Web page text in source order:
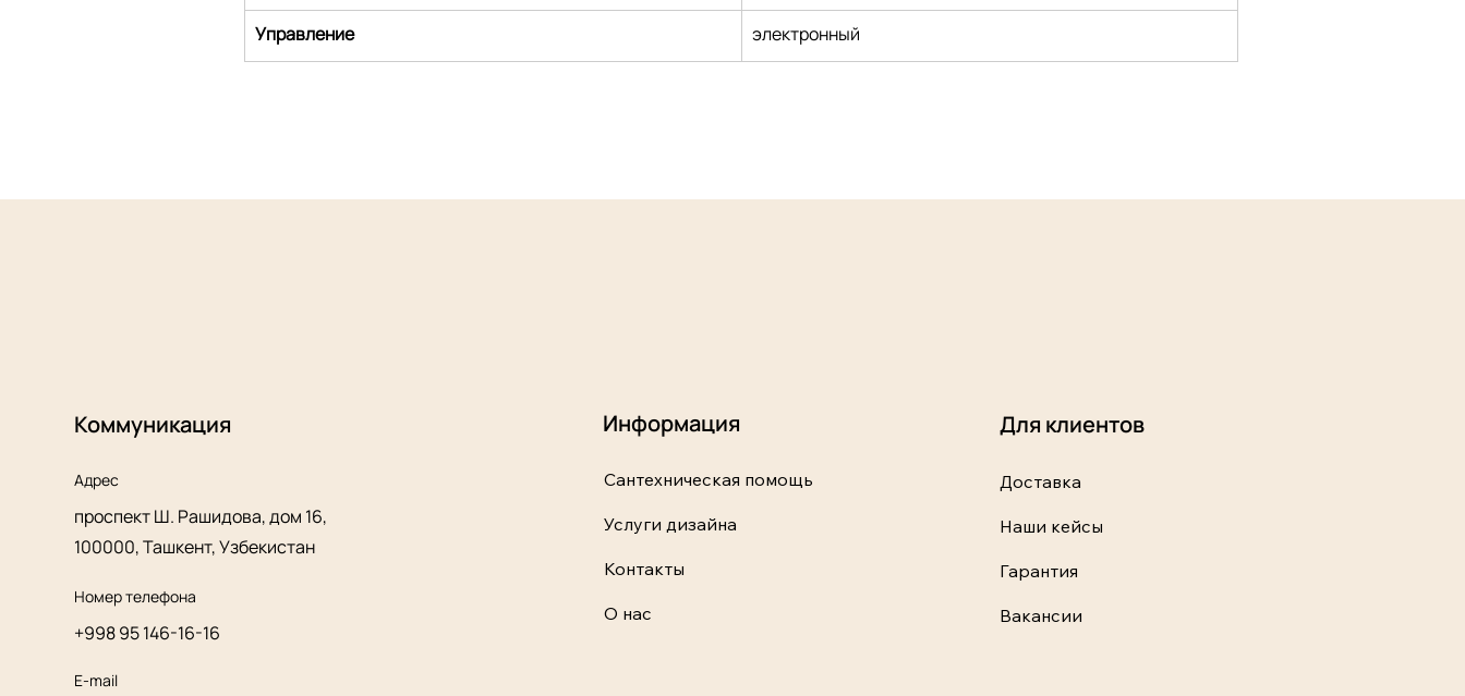
Управление электронный
Коммуникация
Адрес
проспект Ш. Рашидова, дом 16,
100000, Ташкент, Узбекистан
Номер телефона
+998 95 146-16-16
E-mail
Информация
Сантехническая помощь
Услуги дизайна
Контакты
О нас
Для клиентов
Доставка
Наши кейсы
Гарантия
Вакансии